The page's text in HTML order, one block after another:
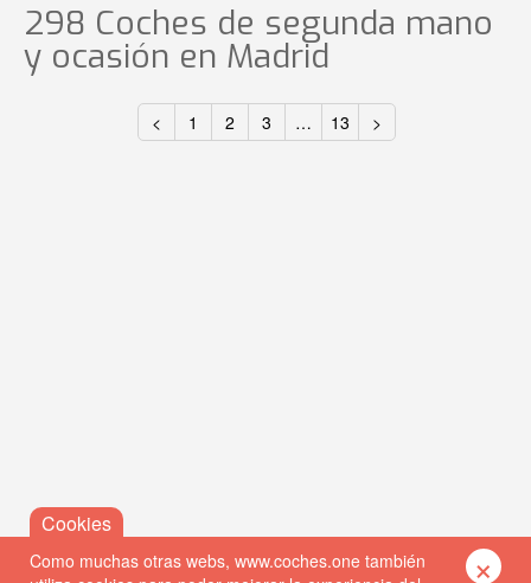
298 Coches de segunda mano
y ocasión en Madrid
< 1 2 3 … 13 >
Como muchas otras webs, www.coches.one también
×